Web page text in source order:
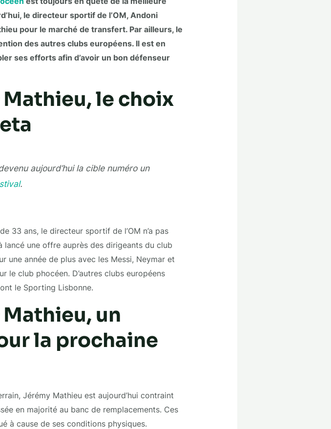
le directeur sportif de l’OM, Andoni
pour le marché de transfert. Par ailleurs, le
des autres clubs européens. Il est en
ses efforts afin d’avoir un bon défenseur
le choix
aujourd’hui la cible numéro un
.
33 ans, le directeur sportif de l’OM n’a pas
une offre auprès des dirigeants du club
une année de plus avec les Messi, Neymar et
le club phocéen. D’autres clubs européens
le Sporting Lisbonne.
un
la prochaine
Jérémy Mathieu est aujourd’hui contraint
en majorité au banc de remplacements. Ces
à cause de ses conditions physiques.